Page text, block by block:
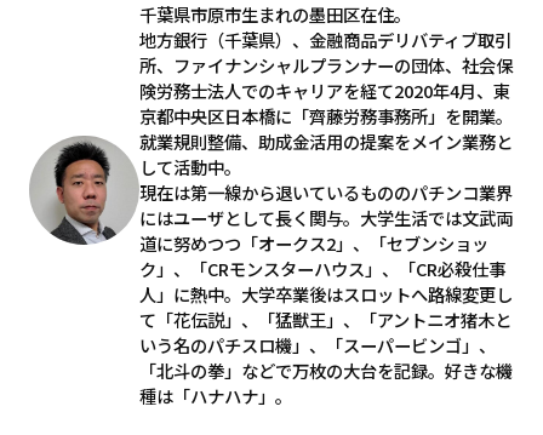
千葉県市原市生まれの墨田区在住。
地方銀行（千葉県）、金融商品デリバティブ取引
所、ファイナンシャルプランナーの団体、社会保
険労務士法人でのキャリアを経て2020年4月、東
京都中央区日本橋に「齊藤労務事務所」を開業。
就業規則整備、助成金活用の提案をメイン業務と
して活動中。
現在は第一線から退いているもののパチンコ業界
にはユーザとして長く関与。大学生活では文武両
道に努めつつ「オークス2」、「セブンショッ
ク」、「CRモンスターハウス」、「CR必殺仕事
人」に熱中。大学卒業後はスロットへ路線変更し
て「花伝説」、「猛獣王」、「アントニオ猪木と
いう名のパチスロ機」、「スーパービンゴ」、
「北斗の拳」などで万枚の大台を記録。好きな機
種は「ハナハナ」。